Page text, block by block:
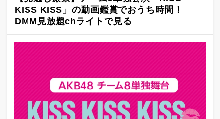
KISS KISS」の動画鑑賞でおうち時間！
DMM見放題chライトで見る